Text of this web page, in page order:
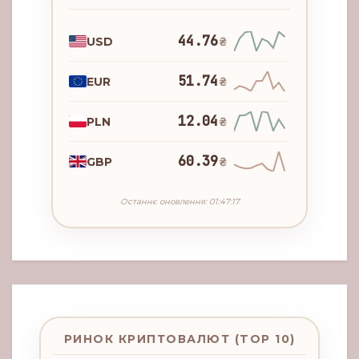
USD 44.76₴
EUR 51.74₴
PLN 12.04₴
GBP 60.39₴
Останнє оновлення: 01:47:17
РИНОК КРИПТОВАЛЮТ (TOP 10)